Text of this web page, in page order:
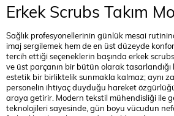
Erkek Scrubs Takım
Sağlık profesyonellerinin günlük mesai
imaj sergilemek hem de en üst düzeyde
tercih ettiği seçeneklerin başında erkek
ve üst parçanın bir bütün olarak tasarlandığı
estetik bir birliktelik sunmakla kalmaz; aynı
personelin ihtiyaç duyduğu hareket
araya getirir. Modern tekstil mühendisliği ile
teknolojileri sayesinde, gün boyu vücudun